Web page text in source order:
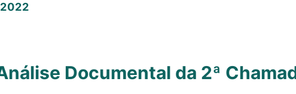
2022
Documental da 2ª